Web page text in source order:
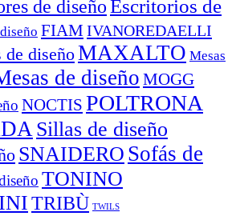
de diseñoEscritorios de
FIAM IVANOREDAELLI
diseñoMAXALTO Mesas
de diseño MOGG
NOCTIS POLTRONA
Sillas de diseño
SNAIDERO Sofás de
TONINO
TRIBÙ TWILS